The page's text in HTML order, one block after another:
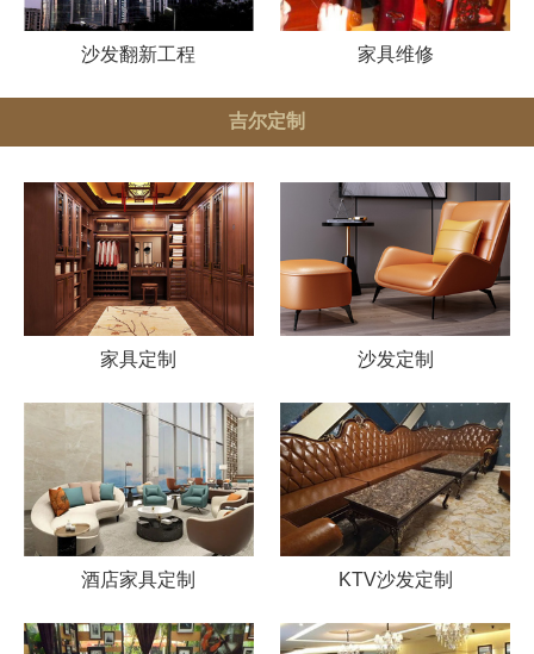
沙发翻新工程 家具维修
吉尔定制
家具定制 沙发定制
酒店家具定制 KTV沙发定制